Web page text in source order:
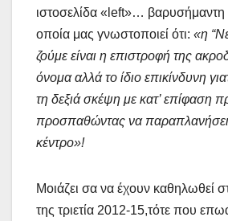
ιστοσελίδα «left»…
οποία μας γνωστοποιεί ότι: «η
ζούμε είναι η επιστροφή της
όνομα αλλά το ίδιο επικίνδυνη
τη δεξιά σκέψη με κατ’ επίφαση
προσπαθώντας να παραπλανήσει
κέντρο»!
Μοιάζει σα να έχουν καθηλωθεί
της τριετία 2012-15,τότε που